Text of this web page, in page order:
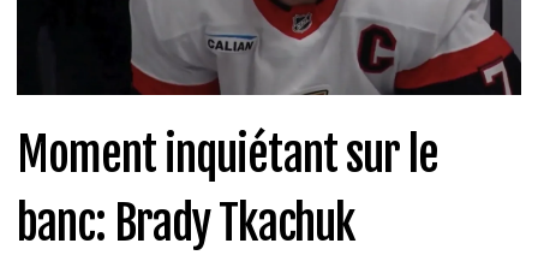
Moment inquiétant sur le
banc: Brady Tkachuk